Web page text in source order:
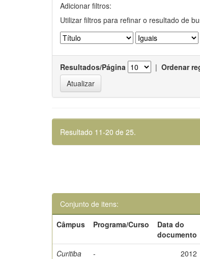
Adicionar filtros:
Utilizar filtros para refinar o resultado de
Resultados/Página | Ordenar
Resultado 11-20 de 25.
Conjunto de itens:
Câmpus
Programa/Curso
Data do
documento
Curitiba - 2012